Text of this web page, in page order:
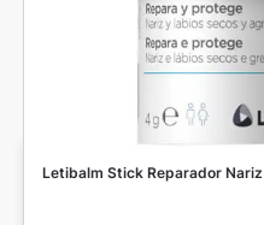
Letibalm Stick Reparador